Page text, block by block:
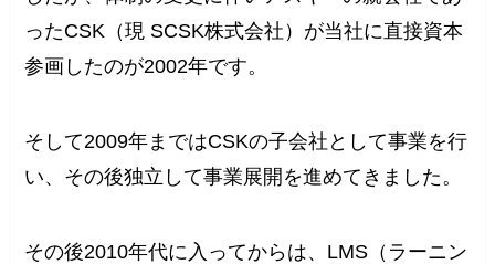
ったCSK（現 SCSK株式会社）が当社に直接資本
参画したのが2002年です。
そして2009年まではCSKの子会社として事業を行
い、その後独立して事業展開を進めてきました。
その後2010年代に入ってからは、LMS（ラーニン